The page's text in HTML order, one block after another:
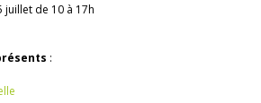
juillet de 10 à 17h
: